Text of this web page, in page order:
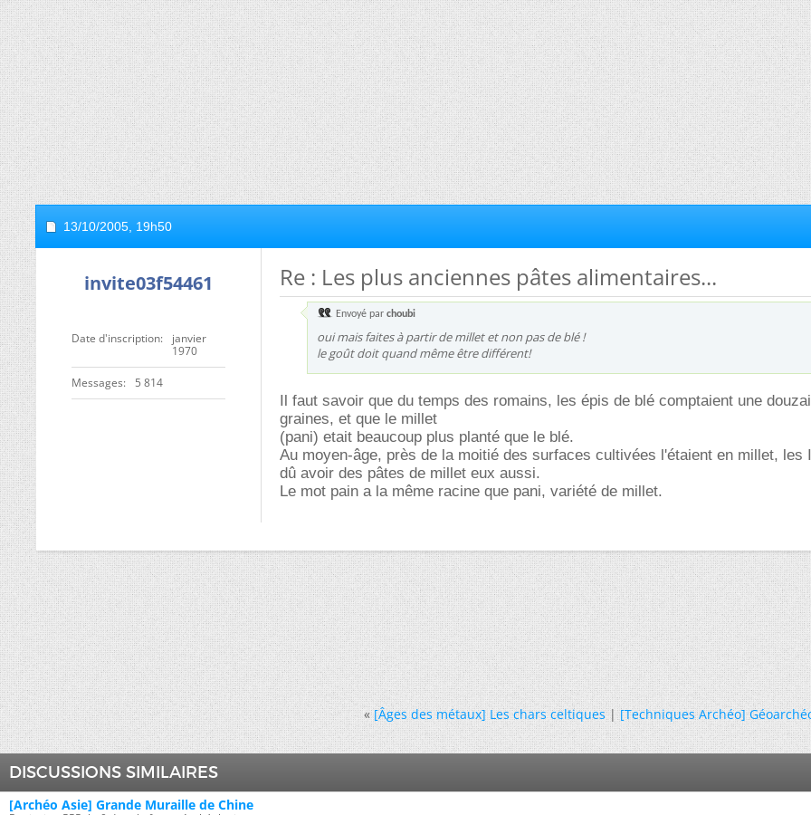
13/10/2005, 19h50
invite03f54461
Date d'inscription
janvier
1970
Messages 5 814
Re : Les plus anciennes pâtes alimentaires...
Envoyé par choubi
oui mais faites à partir de millet et non pas de blé !
le goût doit quand même être différent!
Il faut savoir que du temps des romains, les épis de blé comptaient une
graines, et que le millet
(pani) etait beaucoup plus planté que le blé.
Au moyen-âge, près de la moitié des surfaces cultivées l'étaient en millet, les
dû avoir des pâtes de millet eux aussi.
Le mot pain a la même racine que pani, variété de millet.
« [Âges des métaux] Les chars celtiques|[Techniques Archéo]
DISCUSSIONS SIMILAIRES
[Archéo Asie] Grande Muraille de Chine